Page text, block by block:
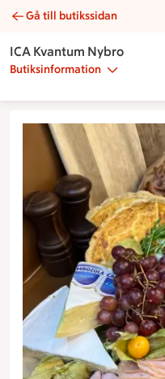
Mixplanka | Catering ICA
Gå till butikssidan
ICA Kvantum Nybro
Butiksinformation